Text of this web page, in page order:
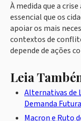
À medida que a
essencial que os
apoiar os mais
contextos de
depende de ações
Leia
Alternativas de
Demanda
Macron e Ruto